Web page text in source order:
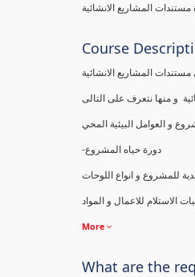
مستندات المشاريع الانشائية
Course
للاعمال و المواد
More
What are the